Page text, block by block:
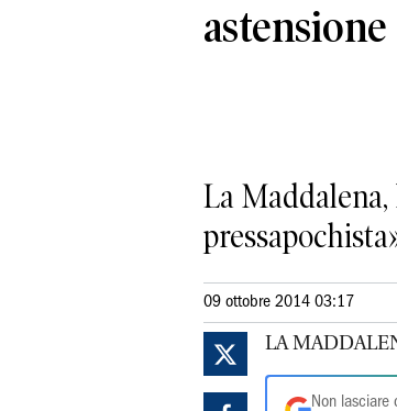
astensione
La
09 ottobre 2014 03:17
LA
Non lasciare